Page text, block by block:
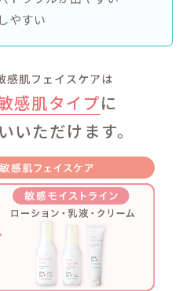
肌を整え、本来
美容保護